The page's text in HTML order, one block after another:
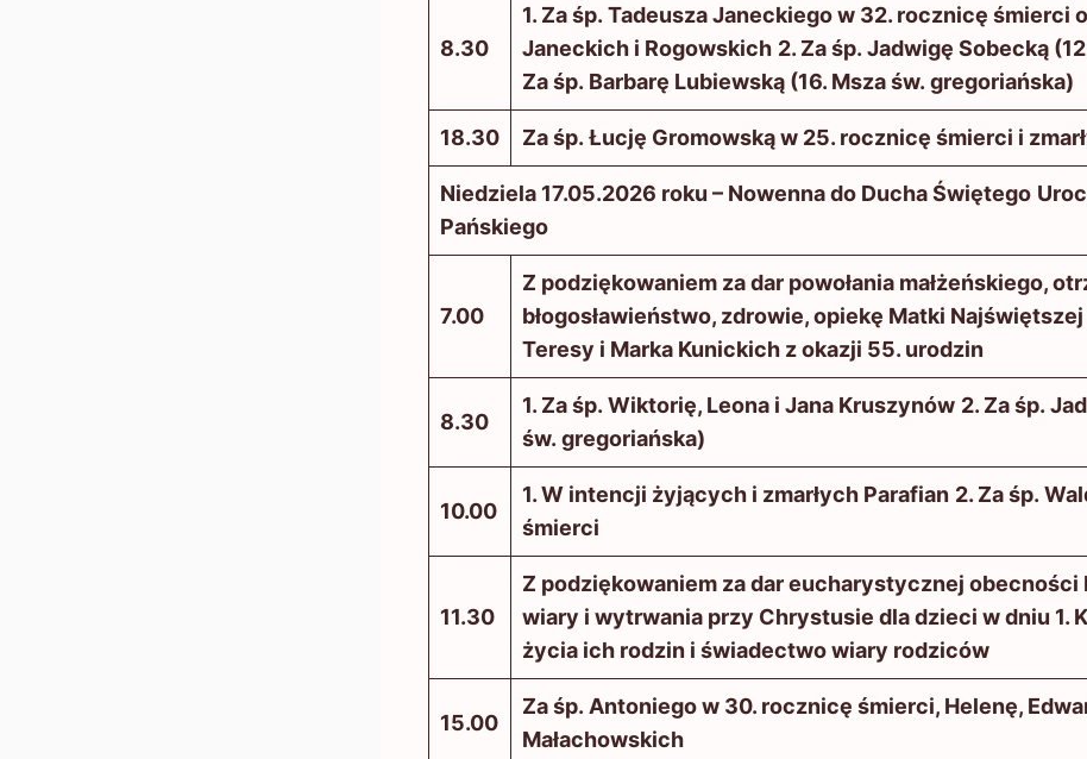
8.30
1. Za śp. Tadeusza Janeckiego w 32. rocznicę śmierci
Janeckich i Rogowskich 2. Za śp. Jadwigę Sobecką
Za śp. Barbarę Lubiewską (16. Msza św. gregoriańska)
18.30 Za śp. Łucję Gromowską w 25. rocznicę śmierci i
Niedziela 17.05.2026 roku – Nowenna do Ducha Świętego
Pańskiego
7.00
Z podziękowaniem za dar powołania małżeńskiego,
błogosławieństwo, zdrowie, opiekę Matki
Teresy i Marka Kunickich z okazji 55. urodzin
8.30
1. Za śp. Wiktorię, Leona i Jana Kruszynów 2. Za śp.
św. gregoriańska)
10.00
1. W intencji żyjących i zmarłych Parafian 2. Za śp.
śmierci
11.30
Z podziękowaniem za dar eucharystycznej obecności
wiary i wytrwania przy Chrystusie dla dzieci w dniu 1.
życia ich rodzin i świadectwo wiary rodziców
15.00
Za śp. Antoniego w 30. rocznicę śmierci, Helenę,
Małachowskich